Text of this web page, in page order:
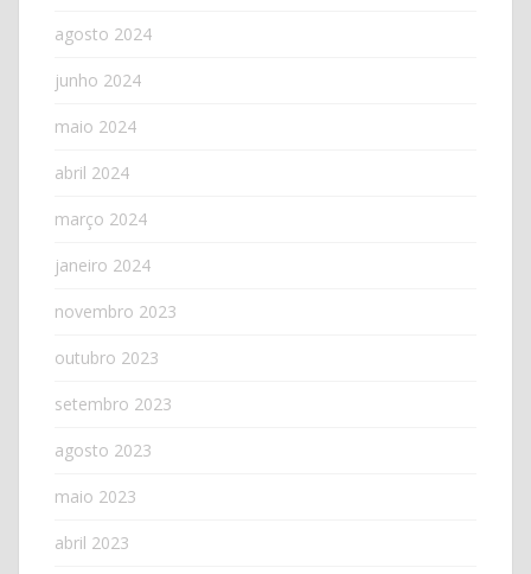
agosto 2024
junho 2024
maio 2024
abril 2024
março 2024
janeiro 2024
novembro 2023
outubro 2023
setembro 2023
agosto 2023
maio 2023
abril 2023